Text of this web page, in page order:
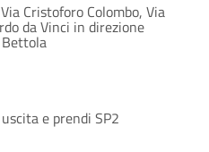
Cristoforo Colombo, Via
da Vinci in direzione
e prendi SP2